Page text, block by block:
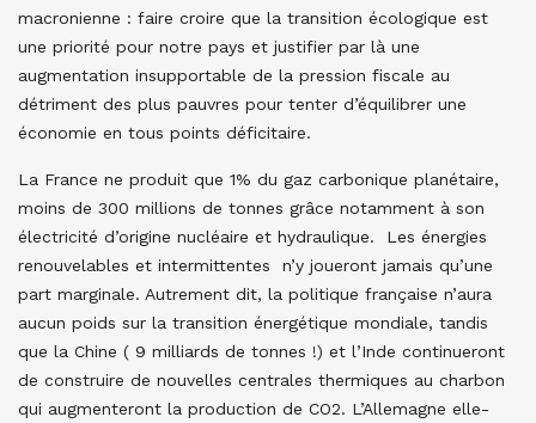
macronienne : faire croire que la transition écologique est
une priorité pour notre pays et justifier par là une
augmentation insupportable de la pression fiscale au
détriment des plus pauvres pour tenter d’équilibrer une
économie en tous points déficitaire.
La France ne produit que 1% du gaz carbonique planétaire,
moins de 300 millions de tonnes grâce notamment à son
électricité d’origine nucléaire et hydraulique. Les énergies
renouvelables et intermittentes n’y joueront jamais qu’une
part marginale. Autrement dit, la politique française n’aura
aucun poids sur la transition énergétique mondiale, tandis
que la Chine ( 9 milliards de tonnes !) et l’Inde continueront
de construire de nouvelles centrales thermiques au charbon
qui augmenteront la production de CO2. L’Allemagne elle-